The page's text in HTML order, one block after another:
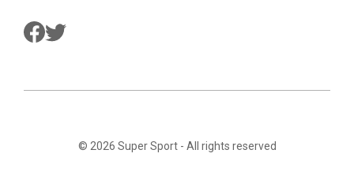
© 2026 Super Sport- All rights reserved